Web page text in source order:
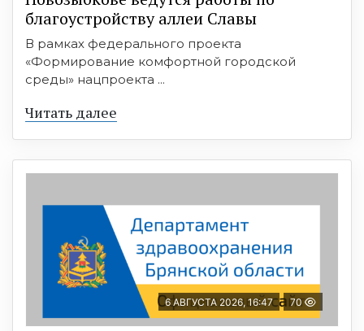
благоустройству аллеи Славы
В рамках федерального проекта
«Формирование комфортной городской
среды» нацпроекта ...
Читать далее
6 АВГУСТА 2026, 16:47 70